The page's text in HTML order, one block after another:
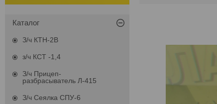
Каталог
З/ч КТН-2В
з/ч КСТ -1,4
З/ч Прицеп-
разбрасыватель Л-415
З/ч Сеялка СПУ-6